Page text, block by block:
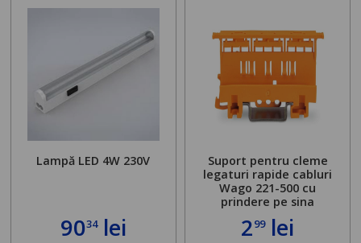
Lampă LED 4W 230V
9034lei
Suport pentru cleme
legaturi rapide cabluri
Wago 221-500 cu
prindere pe sina
299lei